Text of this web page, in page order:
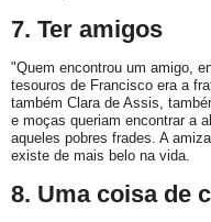
7. Ter amigos
"Quem encontrou um amigo,
tesouros de Francisco era a
também Clara de Assis,
e moças queriam encontrar a
aqueles pobres frades. A
existe de mais belo na vida.
8. Uma coisa de